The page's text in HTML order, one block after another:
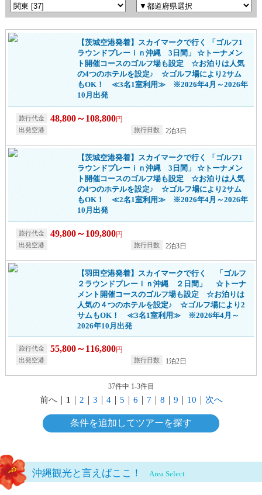
【茨城空港発着】スカイマークで行く 「ゴルフ1
ラウンドプレーｉｎ沖縄 3日間」 ☆トーナメン
ト開催コースのゴルフ場も設定 ☆お泊りは人気
の4つのホテルを設定♪ ☆ゴルフ場により2サム
もOK！ ≪3名1室利用≫ ※2026年4月～2026年
10月出発
48,800～108,800円
2泊3日
【茨城空港発着】スカイマークで行く 「ゴルフ1
ラウンドプレーｉｎ沖縄 3日間」 ☆トーナメン
ト開催コースのゴルフ場も設定 ☆お泊りは人気
の4つのホテルを設定♪ ☆ゴルフ場により2サム
もOK！ ≪2名1室利用≫ ※2026年4月～2026年
10月出発
49,800～109,800円
2泊3日
【羽田空港発着】スカイマークで行く 「ゴルフ
２ラウンドプレーｉｎ沖縄 ２日間」 ☆トーナ
メント開催コースのゴルフ場も設定 ☆お泊りは
人気の４つのホテルを設定♪ ☆ゴルフ場により2
サムもOK！ ≪3名1室利用≫ ※2026年4月～
2026年10月出発
55,800～116,800円
1泊2日
37件中 1-3件目
前へ｜ 1 2 3 4｜ 5 6 7 8 9 10 次へ
条件を追加してツアーを探す
沖縄観光と言えばここ！ Area Select